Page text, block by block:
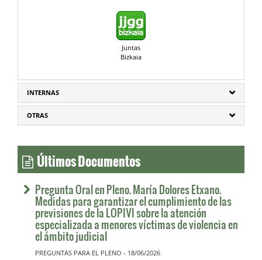
Juntas
Bizkaia
INTERNAS
OTRAS
Últimos Documentos
Pregunta Oral en Pleno. María Dolores Etxano.
Medidas para garantizar el cumplimiento de las
previsiones de la LOPIVI sobre la atención
especializada a menores víctimas de violencia en
el ámbito judicial
PREGUNTAS PARA EL PLENO - 18/06/2026